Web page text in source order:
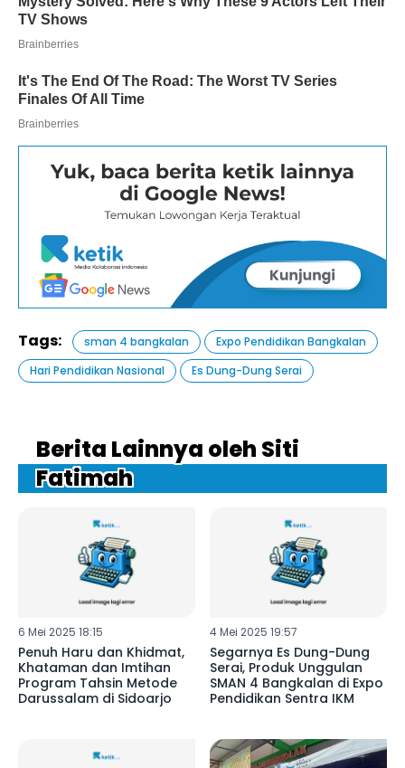
Tags: sman 4 bangkalan
Expo Pendidikan Bangkalan
Hari Pendidikan Nasional
Es Dung-Dung Serai
Berita Lainnya oleh Siti
Fatimah
6 Mei 2025 18:15
Penuh Haru dan Khidmat,
Khataman dan Imtihan
Program Tahsin Metode
Darussalam di Sidoarjo
4 Mei 2025 19:57
Segarnya Es Dung-Dung
Serai, Produk Unggulan
SMAN 4 Bangkalan di Expo
Pendidikan Sentra IKM